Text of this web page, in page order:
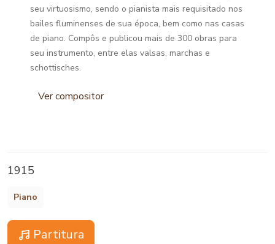
seu virtuosismo, sendo o pianista mais requisitado nos
bailes fluminenses de sua época, bem como nas casas
de piano. Compôs e publicou mais de 300 obras para
seu instrumento, entre elas valsas, marchas e
schottisches.
Ver compositor
1915
Piano
Partitura